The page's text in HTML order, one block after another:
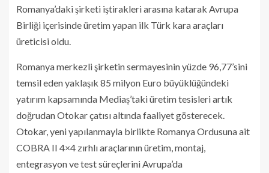
Romanya’daki şirketi iştirakleri arasına katarak Avrupa
Birliği içerisinde üretim yapan ilk Türk kara araçları
üreticisi oldu.
Romanya merkezli şirketin sermayesinin yüzde 96,77’sini
temsil eden yaklaşık 85 milyon Euro büyüklüğündeki
yatırım kapsamında Mediaș’taki üretim tesisleri artık
doğrudan Otokar çatısı altında faaliyet gösterecek.
Otokar, yeni yapılanmayla birlikte Romanya Ordusuna ait
COBRA II 4×4 zırhlı araçlarının üretim, montaj,
entegrasyon ve test süreçlerini Avrupa’da